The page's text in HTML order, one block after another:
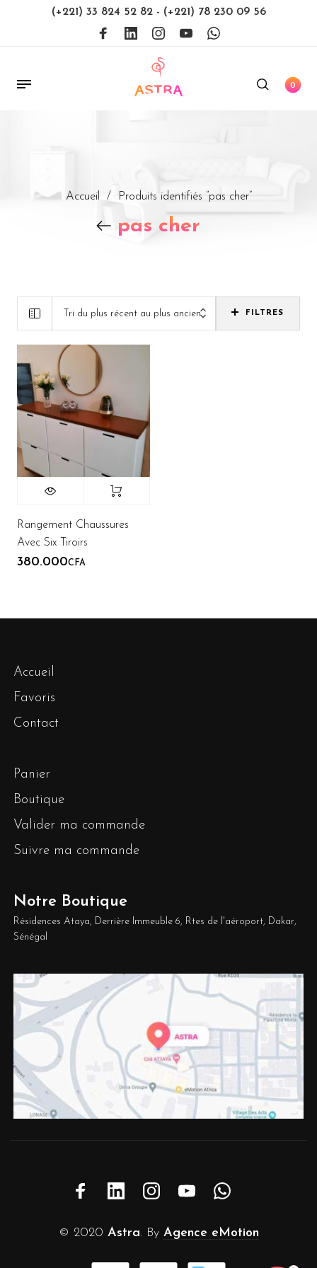
(+221) 33 824 52 82 - (+221) 78 230 09 56
0
Accueil / Produits identifiés “pas cher”
pas cher
Tri du plus récent au plus ancien FILTRES
Rangement Chaussures
Avec Six Tiroirs
380.000CFA
Accueil
Favoris
Contact
Panier
Boutique
Valider ma commande
Suivre ma commande
Notre Boutique
Résidences Ataya, Derrière Immeuble 6, Rtes de l'aéroport, Dakar,
Sénégal
© 2020 Astra. By Agence eMotion